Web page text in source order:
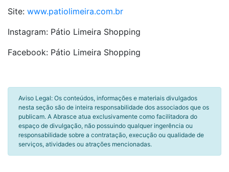
Site: www.patiolimeira.com.br
Instagram: Pátio Limeira Shopping
Facebook: Pátio Limeira Shopping
Aviso Legal: Os conteúdos, informações e materiais divulgados
nesta seção são de inteira responsabilidade dos associados que os
publicam. A Abrasce atua exclusivamente como facilitadora do
espaço de divulgação, não possuindo qualquer ingerência ou
responsabilidade sobre a contratação, execução ou qualidade de
serviços, atividades ou atrações mencionadas.